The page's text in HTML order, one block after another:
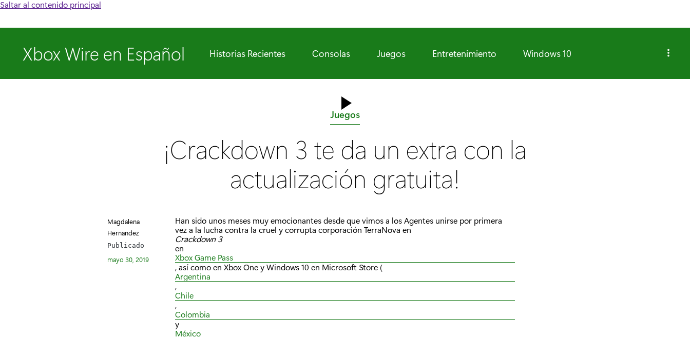
Saltar al contenido principal
Xbox Wire en Español Historias Recientes Consolas Juegos Entretenimiento Windows 10
C
t
e
g
o
í
a
Juegos
¡Crackdown 3 te da un extra con la
actualización gratuita!
Magdalena
Hernandez
Publicado
mayo 30, 2019
Han sido unos meses muy emocionantes desde que vimos a los Agentes unirse por primera
vez a la lucha contra la cruel y corrupta corporación TerraNova en
Crackdown 3
en
Xbox Game Pass
, así como en Xbox One y Windows 10 en Microsoft Store (
Argentina
,
Chile
,
Colombia
y
México